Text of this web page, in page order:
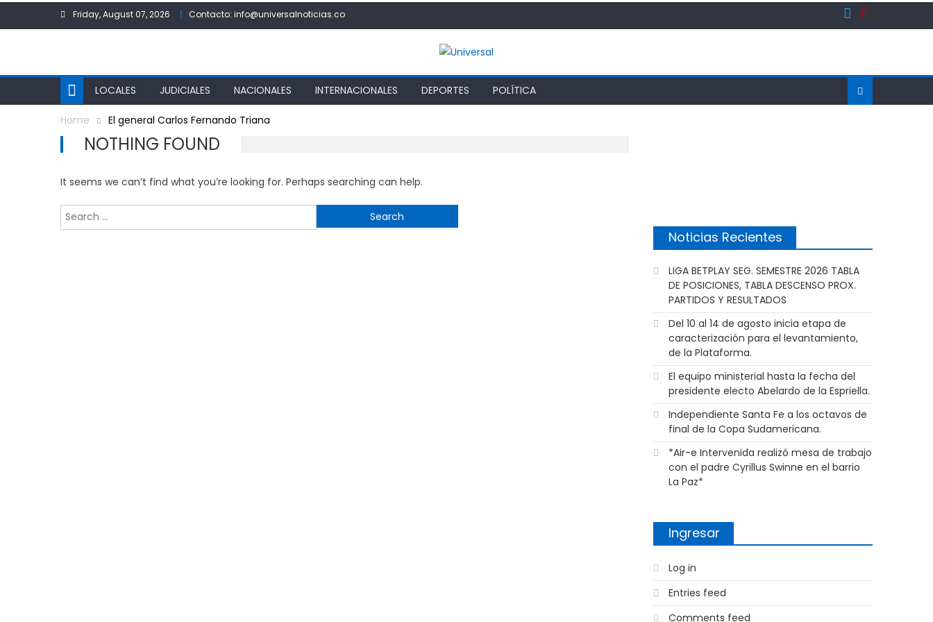
Friday, August 07, 2026 Contacto: info@universalnoticias.co
LOCALES JUDICIALES NACIONALES INTERNACIONALES DEPORTES POLÍTICA
Home El general Carlos Fernando Triana
NOTHING FOUND
It seems we can’t find what you’re looking for. Perhaps searching can help.
for:
Noticias Recientes
LIGA BETPLAY SEG. SEMESTRE 2026 TABLA
DE POSICIONES, TABLA DESCENSO PROX.
PARTIDOS Y RESULTADOS
Del 10 al 14 de agosto inicia etapa de
caracterización para el levantamiento,
de la Plataforma.
El equipo ministerial hasta la fecha del
presidente electo Abelardo de la Espriella.
Independiente Santa Fe a los octavos de
final de la Copa Sudamericana.
*Air-e Intervenida realizó mesa de trabajo
con el padre Cyrillus Swinne en el barrio
La Paz*
Ingresar
Log in
Entries feed
Comments feed